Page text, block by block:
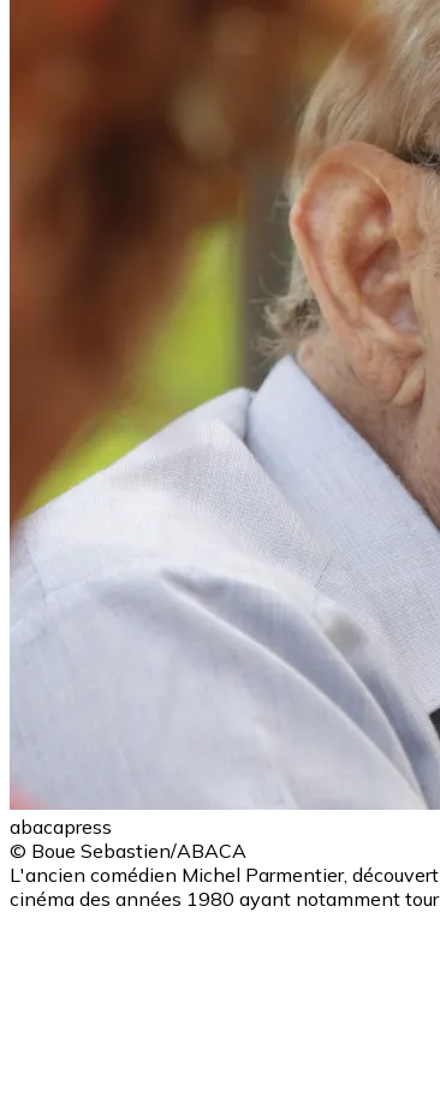
abacapress
© Boue Sebastien/ABACA
L'ancien comédien Michel Parmentier,
cinéma des années 1980 ayant notamment